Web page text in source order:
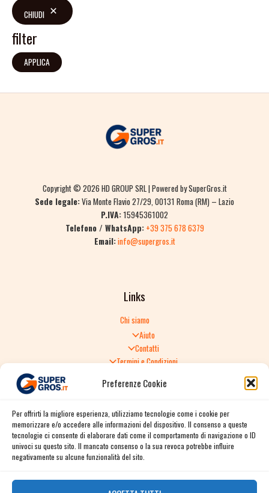
Preferenze Cookie
Per offrirti la migliore esperienza, utilizziamo tecnologie come i cookie per
memorizzare e/o accedere alle informazioni del dispositivo. Il consenso a queste
tecnologie ci consente di elaborare dati come il comportamento di navigazione o ID
univoci su questo sito. Il mancato consenso o la sua revoca potrebbe influire
negativamente su alcune funzionalità del sito.
CHIUDI
filter
APPLICA
Copyright © 2026 HD GROUP SRL | Powered by SuperGros.it
Sede legale:Via Monte Flavio 27/29, 00131 Roma (RM) – Lazio
P.IVA:15945361002
Telefono / WhatsApp: +39 375 678 6379
Email:info@supergros.it
Links
Chi siamo
Aiuto
Contatti
Termini e Condizioni
Politica di Reso
Spedizione e consegna
Informativa sulla Privacy
Cookie Policy